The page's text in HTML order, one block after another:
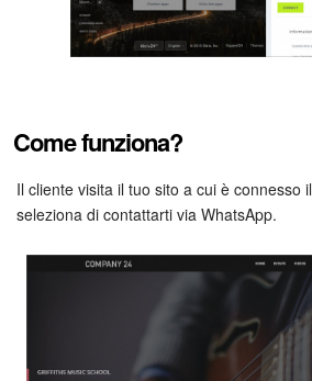
Come funziona?
Il cliente visita il tuo sito a cui è connesso il
seleziona di contattarti via WhatsApp.